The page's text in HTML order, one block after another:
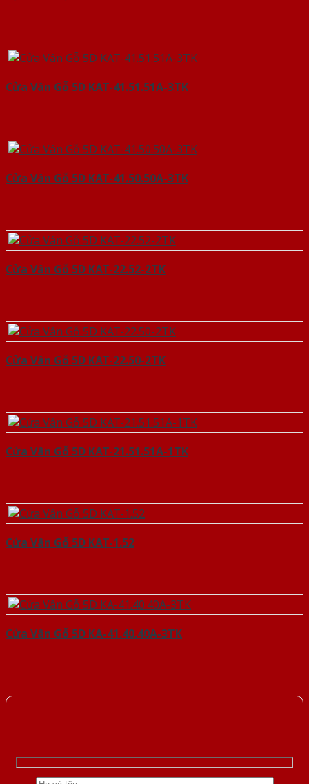
Cửa Vân Gỗ 5D KAT-41.51.51A-3TK
Cửa Vân Gỗ 5D KAT-41.50.50A-3TK
Cửa Vân Gỗ 5D KAT-22.52-2TK
Cửa Vân Gỗ 5D KAT-22.50-2TK
Cửa Vân Gỗ 5D KAT-21.51.51A-1TK
Cửa Vân Gỗ 5D KAT-1.52
Cửa Vân Gỗ 5D KA-41.40.40A-3TK